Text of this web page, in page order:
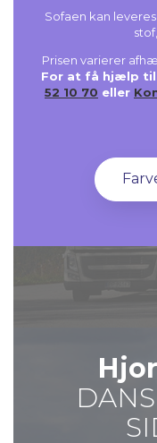
Sofaen kan
Prisen varierer
For at få hjælp
52 10 70 eller